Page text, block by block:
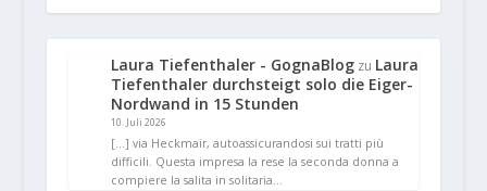
Laura Tiefenthaler - GognaBlogzu Laura
Tiefenthaler durchsteigt solo die Eiger-
Nordwand in 15 Stunden
10. Juli 2026
[…] via Heckmair, autoassicurandosi sui tratti più
difficili. Questa impresa la rese la seconda donna a
compiere la salita in solitaria…